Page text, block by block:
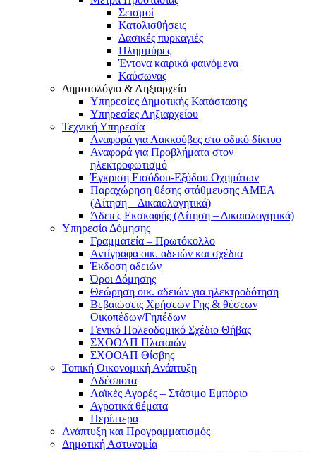
Σεισμοί
Κατολισθήσεις
Δασικές πυρκαγιές
Πλημμύρες
Έντονα καιρικά φαινόμενα
Καύσωνας
Δημοτολόγιο & Ληξιαρχείο
Υπηρεσίες Δημοτικής Κατάστασης
Υπηρεσίες Ληξιαρχείου
Τεχνική Υπηρεσία
Αναφορά για Λακκούβες στο οδικό δίκτυο
Αναφορά για Προβλήματα στον
ηλεκτροφωτισμό
Έγκριση Εισόδου-Εξόδου Οχημάτων
Παραχώρηση θέσης στάθμευσης ΑΜΕΑ
(Αίτηση – Δικαιολογητικά)
Άδειες Εκσκαφής (Αίτηση – Δικαιολογητικά)
Υπηρεσία Δόμησης
Γραμματεία – Πρωτόκολλο
Αντίγραφα οικ. αδειών και σχέδια
Έκδοση αδειών
Όροι Δόμησης
Θεώρηση οικ. αδειών για ηλεκτροδότηση
Βεβαιώσεις Χρήσεων Γης & θέσεων
Οικοπέδων/Γηπέδων
Γενικό Πολεοδομικό Σχέδιο Θήβας
ΣΧΟΟΑΠ Πλαταιών
ΣΧΟΟΑΠ Θίσβης
Τοπική Οικονομική Ανάπτυξη
Αδέσποτα
Λαϊκές Αγορές – Στάσιμο Εμπόριο
Αγροτικά θέματα
Περίπτερα
Ανάπτυξη και Προγραμματισμός
Δημοτική Αστυνομία